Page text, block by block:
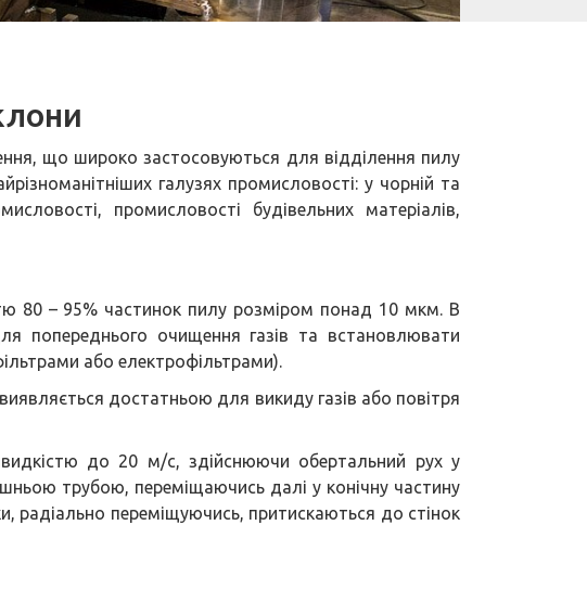
що широко застосовуються для відділення пилу
галузях промисловості: у чорній та
промисловості будівельних матеріалів,
80 – 95% частинок пилу розміром понад 10 мкм. В
попереднього очищення газів та встановлювати
або електрофільтрами).
достатньою для викиду газів або повітря
до 20 м/с, здійснюючи обертальний рух у
трубою, переміщаючись далі у конічну частину
радіально переміщуючись, притискаються до стінок